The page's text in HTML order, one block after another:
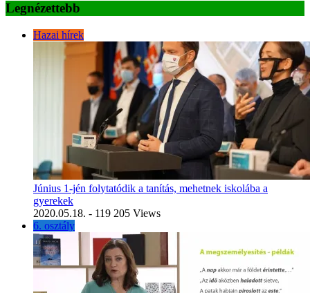
Legnézettebb
Hazai hírek
Június 1-jén folytatódik a tanítás, mehetnek iskolába a
gyerekek
2020.05.18. - 119 205 Views
6. osztály